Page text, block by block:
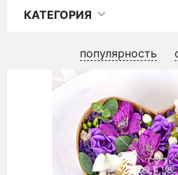
популярность
КАТЕГОРИЯ